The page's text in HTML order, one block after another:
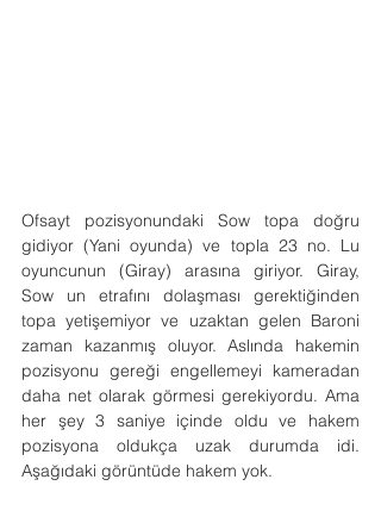
Ofsayt pozisyonundaki Sow topa doğru
gidiyor (Yani oyunda) ve topla 23 no. Lu
oyuncunun (Giray) arasına giriyor. Giray,
Sow un etrafını dolaşması gerektiğinden
topa yetişemiyor ve uzaktan gelen Baroni
zaman kazanmış oluyor. Aslında hakemin
pozisyonu gereği engellemeyi kameradan
daha net olarak görmesi gerekiyordu. Ama
her şey 3 saniye içinde oldu ve hakem
pozisyona oldukça uzak durumda idi.
Aşağıdaki görüntüde hakem yok.